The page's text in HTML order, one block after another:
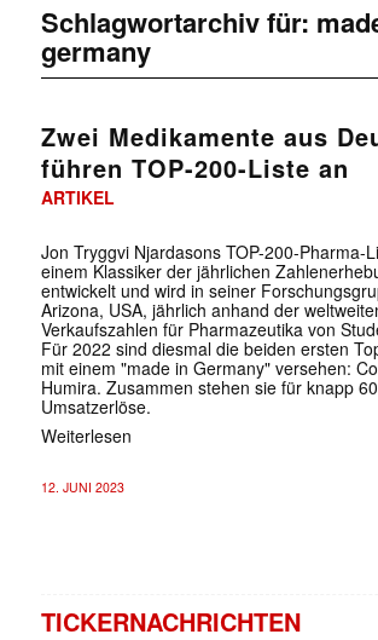
Schlagwortarchiv für:
germany
Zwei Medikamente aus
führen TOP-200-Liste an
ARTIKEL
Jon Tryggvi Njardasons TOP-200-Pharma-
einem Klassiker der jährlichen
entwickelt und wird in seiner
Arizona, USA, jährlich anhand der
Verkaufszahlen für Pharmazeutika von
Für 2022 sind diesmal die beiden ersten
mit einem "made in Germany" versehen:
Humira. Zusammen stehen sie für knapp
Umsatzerlöse.
Weiterlesen
12. JUNI 2023
TICKERNACHRICHTEN